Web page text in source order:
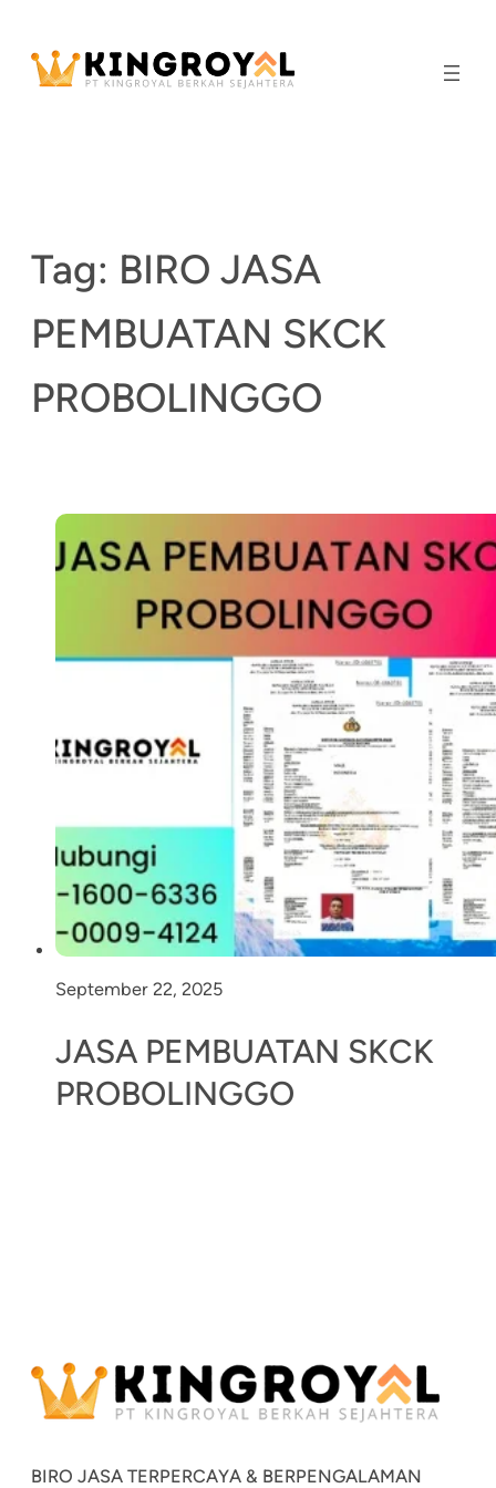
content
Tag: BIRO JASA
PEMBUATAN SKCK
PROBOLINGGO
September 22, 2025
JASA PEMBUATAN SKCK
PROBOLINGGO
BIRO JASA TERPERCAYA & BERPENGALAMAN